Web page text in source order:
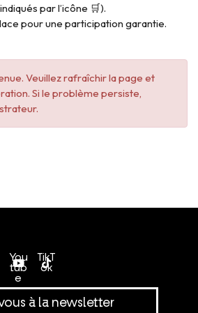
par l’icône 🛒).
pour une participation garantie.
Veuillez rafraîchir la page et
Si le problème persiste,
You
tub
e
TikT
ok
à la newsletter